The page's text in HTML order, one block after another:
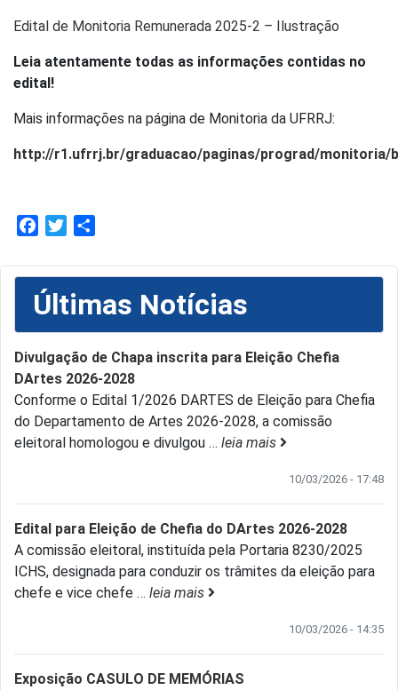
Edital de Monitoria Remunerada 2025-2 – Ilustração
Leia atentamente todas as informações contidas no
edital!
Mais informações na página de Monitoria da UFRRJ:
http://r1.ufrrj.br/graduacao/paginas/prograd/monitoria/
FacebookTwitter
Últimas Notícias
Divulgação de Chapa inscrita para Eleição Chefia
DArtes 2026-2028
Conforme o Edital 1/2026 DARTES de Eleição para Chefia
do Departamento de Artes 2026-2028, a comissão
eleitoral homologou e divulgou … leia mais
10/03/2026 - 17:48
Edital para Eleição de Chefia do DArtes 2026-2028
A comissão eleitoral, instituída pela Portaria 8230/2025
ICHS, designada para conduzir os trâmites da eleição para
chefe e vice chefe … leia mais
10/03/2026 - 14:35
Exposição CASULO DE MEMÓRIAS